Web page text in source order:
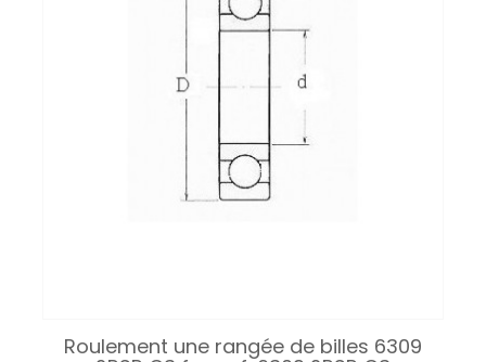
Roulement une rangée de billes 6309